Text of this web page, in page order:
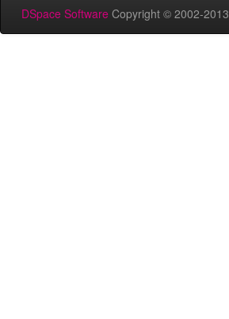
DSpace Software Copyright © 2002-2013